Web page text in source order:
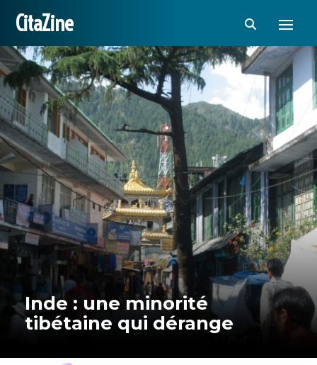
CitaZine
Inde : une minorité
tibétaine qui dérange